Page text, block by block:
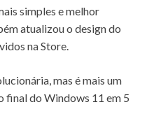
simples e melhor
atualizou o design do
na Store.
mas é mais um
final do Windows 11 em 5